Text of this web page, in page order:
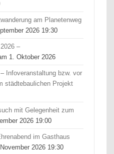
am Planetenweg
2026 19:30
–
1. Oktober 2026
Infoveranstaltung bzw. vor
städtebaulichen Projekt
mit Gelegenheit zum
2026 19:00
im Gasthaus
2026 19:30